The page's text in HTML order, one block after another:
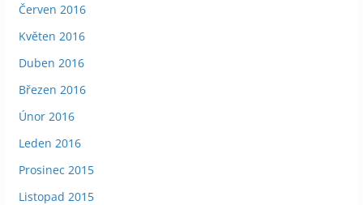
Červen 2016
Květen 2016
Duben 2016
Březen 2016
Únor 2016
Leden 2016
Prosinec 2015
Listopad 2015